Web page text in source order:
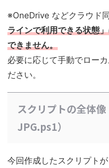
※OneDrive などクラウド
ラインで利用できる状態
できません。
必要に応じて手動でロー
ださい。
スクリプトの全体
JPG.ps1）
今回作成したスクリプトが